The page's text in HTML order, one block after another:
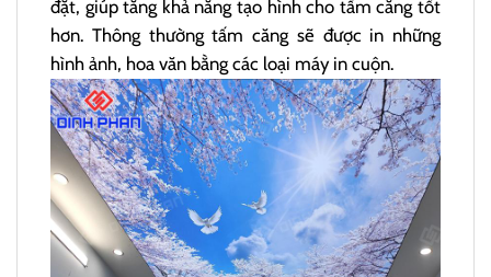
đặt, giúp tăng khả năng tạo hình cho tấm căng tốt
hơn. Thông thường tấm căng sẽ được in những
hình ảnh, hoa văn bằng các loại máy in cuộn.